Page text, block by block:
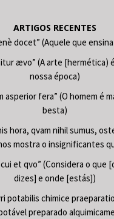
ARTIGOS RECENTES
docet” (Aquele que
ævo” (A arte [hermética)
nossa época)
asperior fera” (O homem é
besta)
hora, qvam nihil sumus,
mostra o insignificantes
et qvo” (Considera o que
dizes] e onde [estás])
potabilis chimice
preparado